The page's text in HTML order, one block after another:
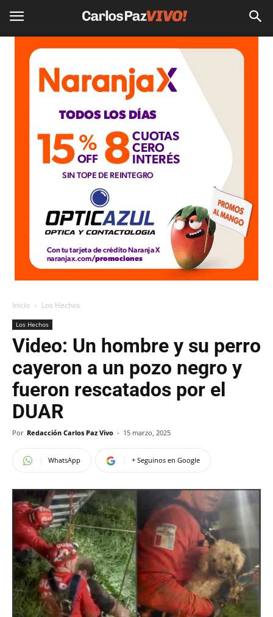
Inicio Los Hechos
Los Hechos
Video: Un hombre y su perro
cayeron a un pozo negro y
fueron rescatados por el
DUAR
Por Redacción Carlos Paz Vivo - 15 marzo, 2025
WhatsApp + Seguinos en Google